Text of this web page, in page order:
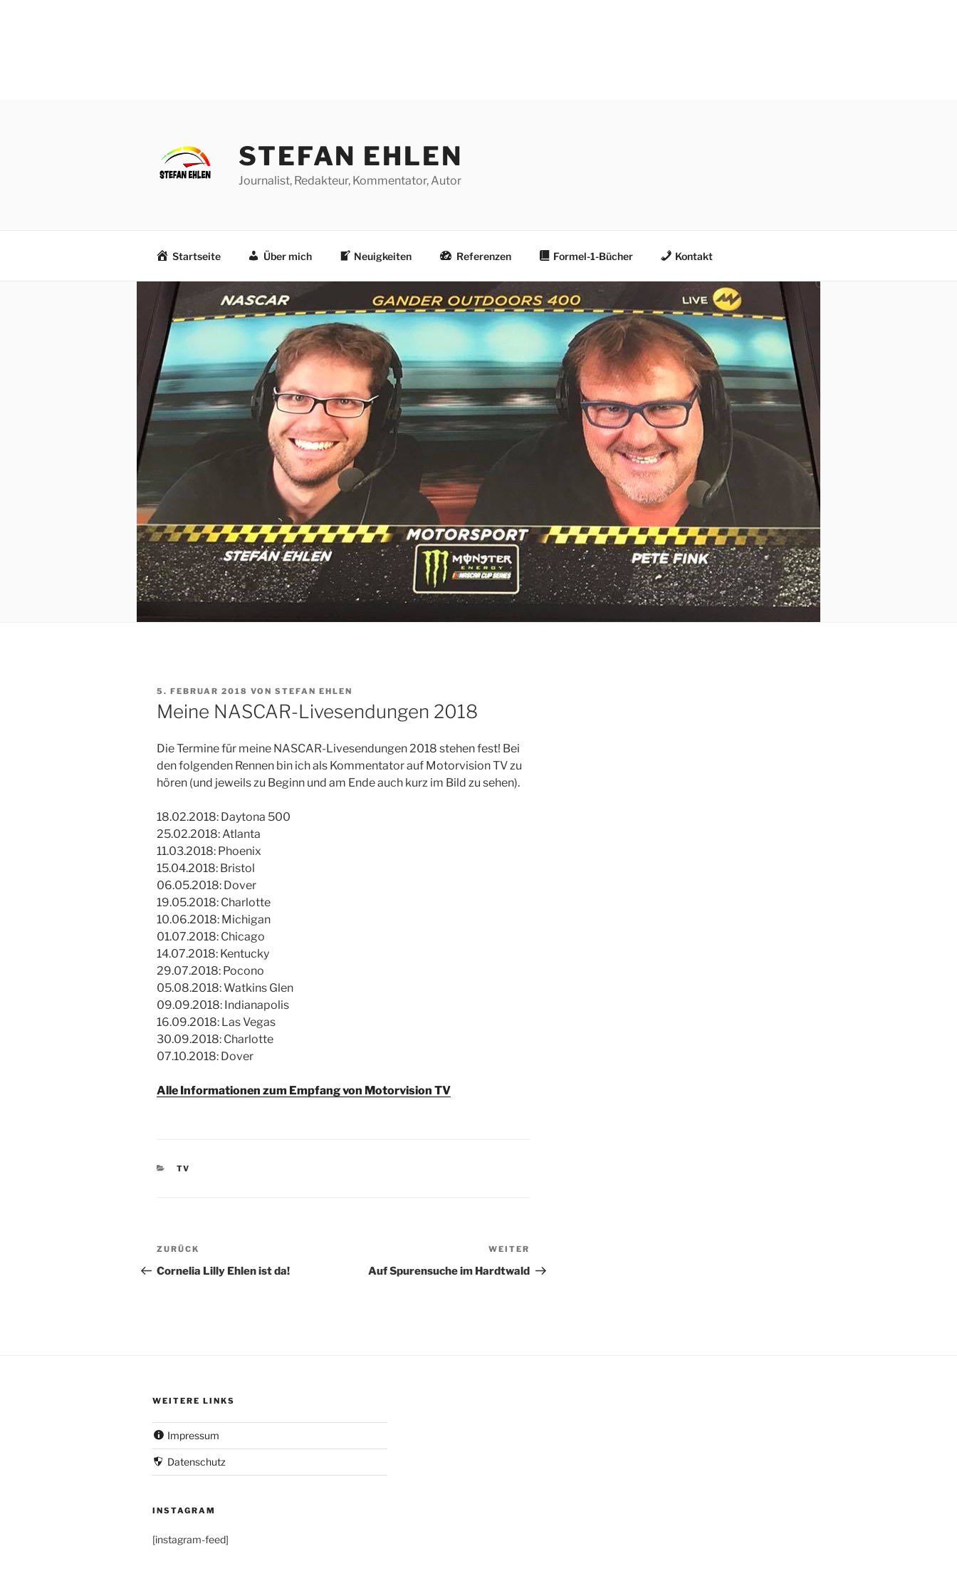
STEFAN EHLEN
Journalist, Redakteur, Kommentator, Autor
Startseite Über mich Neuigkeiten Referenzen Formel-1-Bücher Kontakt
VERÖFFENTLICHT
AM
5. FEBRUAR 2018 VON STEFAN EHLEN
Meine NASCAR-Livesendungen 2018
Die Termine für meine NASCAR-Livesendungen 2018 stehen fest! Bei
den folgenden Rennen bin ich als Kommentator auf Motorvision TV zu
hören (und jeweils zu Beginn und am Ende auch kurz im Bild zu sehen).
18.02.2018: Daytona 500
25.02.2018: Atlanta
11.03.2018: Phoenix
15.04.2018: Bristol
06.05.2018: Dover
19.05.2018: Charlotte
10.06.2018: Michigan
01.07.2018: Chicago
14.07.2018: Kentucky
29.07.2018: Pocono
05.08.2018: Watkins Glen
09.09.2018: Indianapolis
16.09.2018: Las Vegas
30.09.2018: Charlotte
07.10.2018: Dover
Alle Informationen zum Empfang von Motorvision TV
KATEGORIEN
TV
Beitragsnavigation
Vorheriger
Beitrag
ZURÜCK
Cornelia Lilly Ehlen ist da!
Beitrag
WEITER
Auf Spurensuche im Hardtwald
WEITERE LINKS
Impressum
Datenschutz
INSTAGRAM
[instagram-feed]